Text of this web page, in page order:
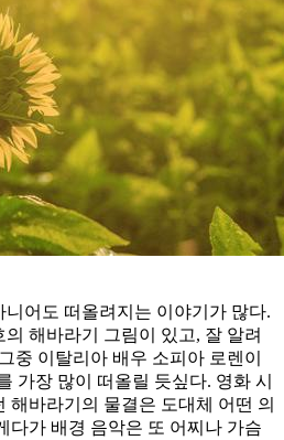
어도 떠올려지는 이야기가 많다.
해바라기 그림이 있고, 잘 알려
중 이탈리아 배우 소피아 로렌이
가장 많이 떠올릴 듯싶다. 영화 시
해바라기의 물결은 도대체 어떤 의
다가 배경 음악은 또 어찌나 가슴